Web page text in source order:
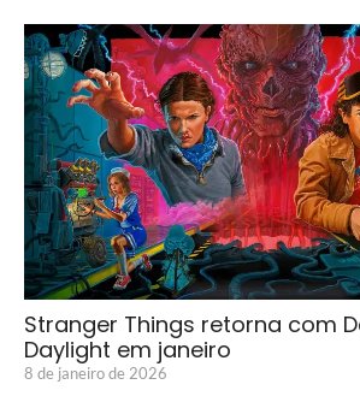
Stranger Things retorna com
Daylight em janeiro
8 de janeiro de 2026